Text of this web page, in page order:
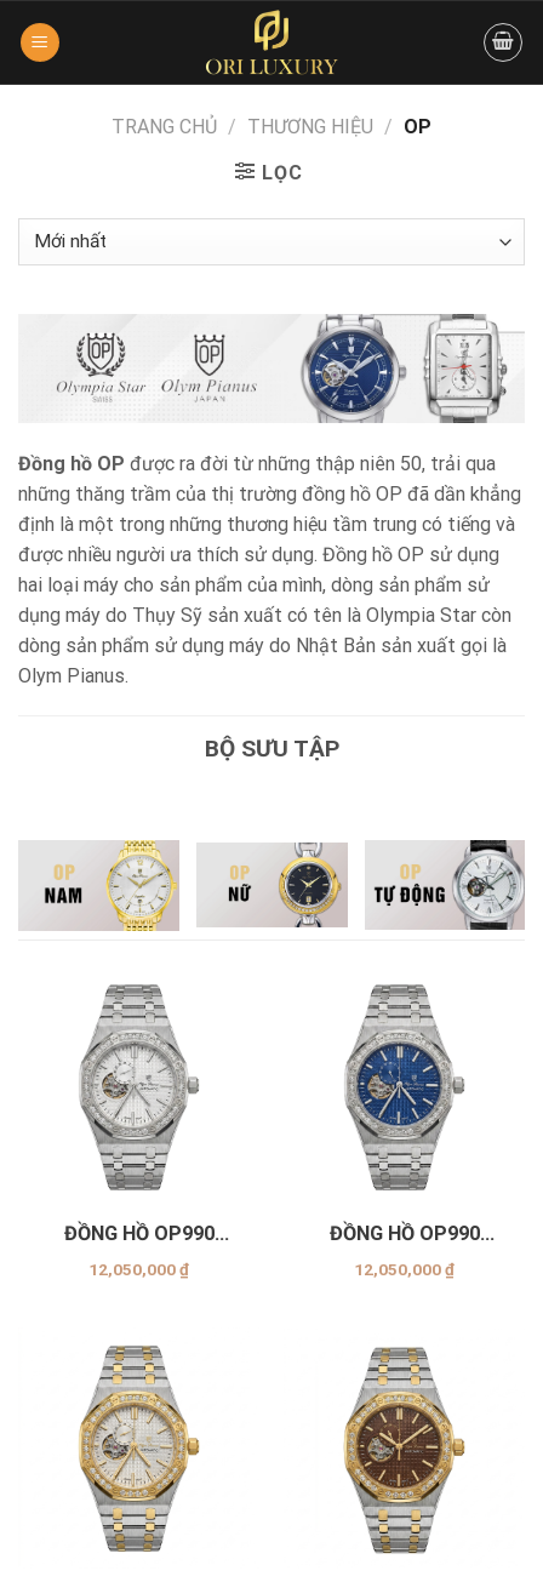
TRANG CHỦ / THƯƠNG HIỆU / OP
LỌC
Đồng hồ OP được ra đời từ những thập niên 50, trải qua
những thăng trầm của thị trường đồng hồ OP đã dần khẳng
định là một trong những thương hiệu tầm trung có tiếng và
được nhiều người ưa thích sử dụng. Đồng hồ OP sử dụng
hai loại máy cho sản phẩm của mình, dòng sản phẩm sử
dụng máy do Thụy Sỹ sản xuất có tên là Olympia Star còn
dòng sản phẩm sử dụng máy do Nhật Bản sản xuất gọi là
Olym Pianus.
BỘ SƯU TẬP
ĐỒNG HỒ OP990
(-399ADMS-TRẮNG)
12,050,000₫
ĐỒNG HỒ OP990
(-399ADMS-XANH)
12,050,000₫